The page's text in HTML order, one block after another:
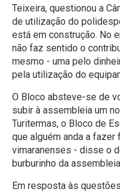
Teixeira, questionou a
de utilização do
está em construção. No
não faz sentido o
mesmo - uma pelo
pela utilização do
O Bloco absteve-se de
subir à assembleia um
Turitermas, o Bloco de
que alguém anda a
vimaranenses - disse o
burburinho da
Em resposta às